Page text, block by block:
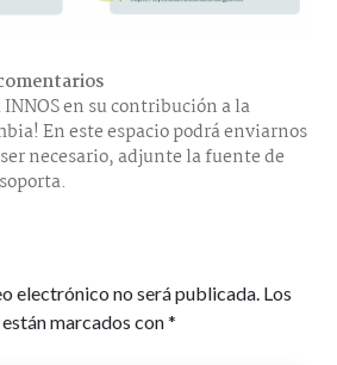
INNOS en su contribución a la
En este espacio podrá enviarnos
necesario, adjunte la fuente de
electrónico no será publicada. Los
marcados con*